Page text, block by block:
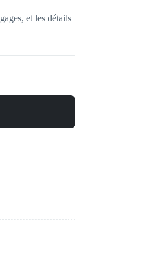
et les détails